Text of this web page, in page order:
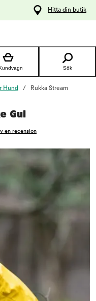
Hitta din butik
Sök
Hund
Rukka Stream
Gul
en recension